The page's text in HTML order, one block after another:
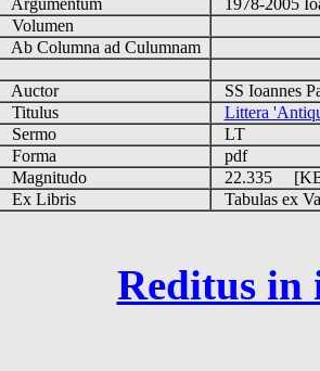
Argumentum
1978-2005
Volumen
Ab Columna ad Culumnam
Auctor
SS Ioannes
Titulus
Littera
Sermo
LT
Forma
pdf
Magnitudo
22.335
Ex Libris
Tabulas ex
Reditus in